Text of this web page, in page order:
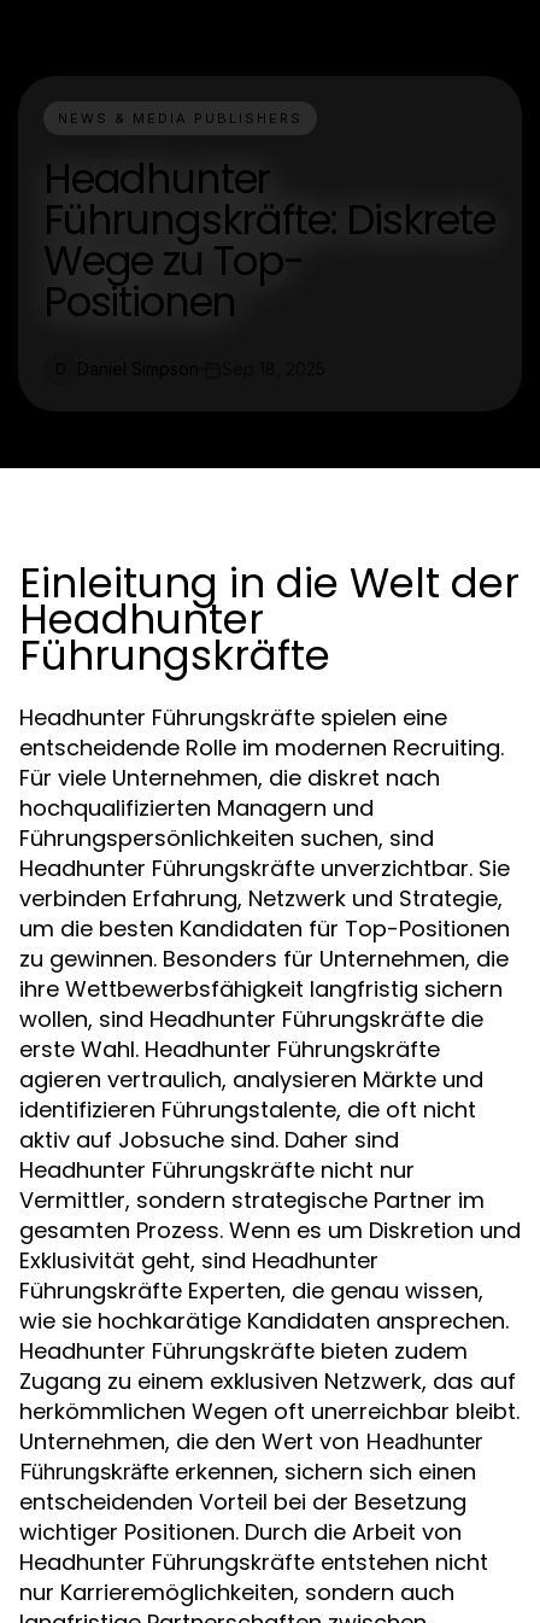
NEWS & MEDIA PUBLISHERS
Headhunter
Führungskräfte: Diskrete
Wege zu Top-
Positionen
Einleitung in die Welt der
Headhunter
Führungskräfte
Headhunter Führungskräfte spielen eine
entscheidende Rolle im modernen Recruiting.
Für viele Unternehmen, die diskret nach
hochqualifizierten Managern und
Führungspersönlichkeiten suchen, sind
Headhunter Führungskräfte unverzichtbar. Sie
verbinden Erfahrung, Netzwerk und Strategie,
um die besten Kandidaten für Top-Positionen
zu gewinnen. Besonders für Unternehmen, die
ihre Wettbewerbsfähigkeit langfristig sichern
wollen, sind Headhunter Führungskräfte die
erste Wahl. Headhunter Führungskräfte
agieren vertraulich, analysieren Märkte und
identifizieren Führungstalente, die oft nicht
aktiv auf Jobsuche sind. Daher sind
Headhunter Führungskräfte nicht nur
Vermittler, sondern strategische Partner im
gesamten Prozess. Wenn es um Diskretion und
Exklusivität geht, sind Headhunter
Führungskräfte Experten, die genau wissen,
wie sie hochkarätige Kandidaten ansprechen.
Headhunter Führungskräfte bieten zudem
Zugang zu einem exklusiven Netzwerk, das auf
herkömmlichen Wegen oft unerreichbar bleibt.
Unternehmen, die den Wert von Headhunter
Führungskräfte erkennen, sichern sich einen
entscheidenden Vorteil bei der Besetzung
wichtiger Positionen. Durch die Arbeit von
Headhunter Führungskräfte entstehen nicht
nur Karrieremöglichkeiten, sondern auch